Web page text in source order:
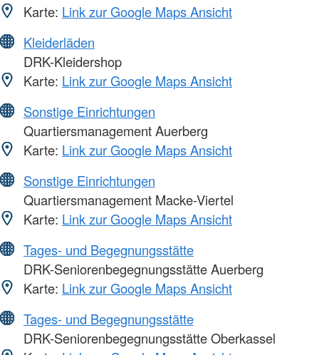
Karte: Link zur Google Maps Ansicht
Kleiderläden
DRK-Kleidershop
Karte: Link zur Google Maps Ansicht
Sonstige Einrichtungen
Quartiersmanagement Auerberg
Karte: Link zur Google Maps Ansicht
Sonstige Einrichtungen
Quartiersmanagement Macke-Viertel
Karte: Link zur Google Maps Ansicht
Tages- und Begegnungsstätte
DRK-Seniorenbegegnungsstätte Auerberg
Karte: Link zur Google Maps Ansicht
Tages- und Begegnungsstätte
DRK-Seniorenbegegnungsstätte Oberkassel